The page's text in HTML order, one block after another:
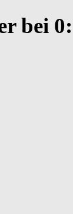
bei